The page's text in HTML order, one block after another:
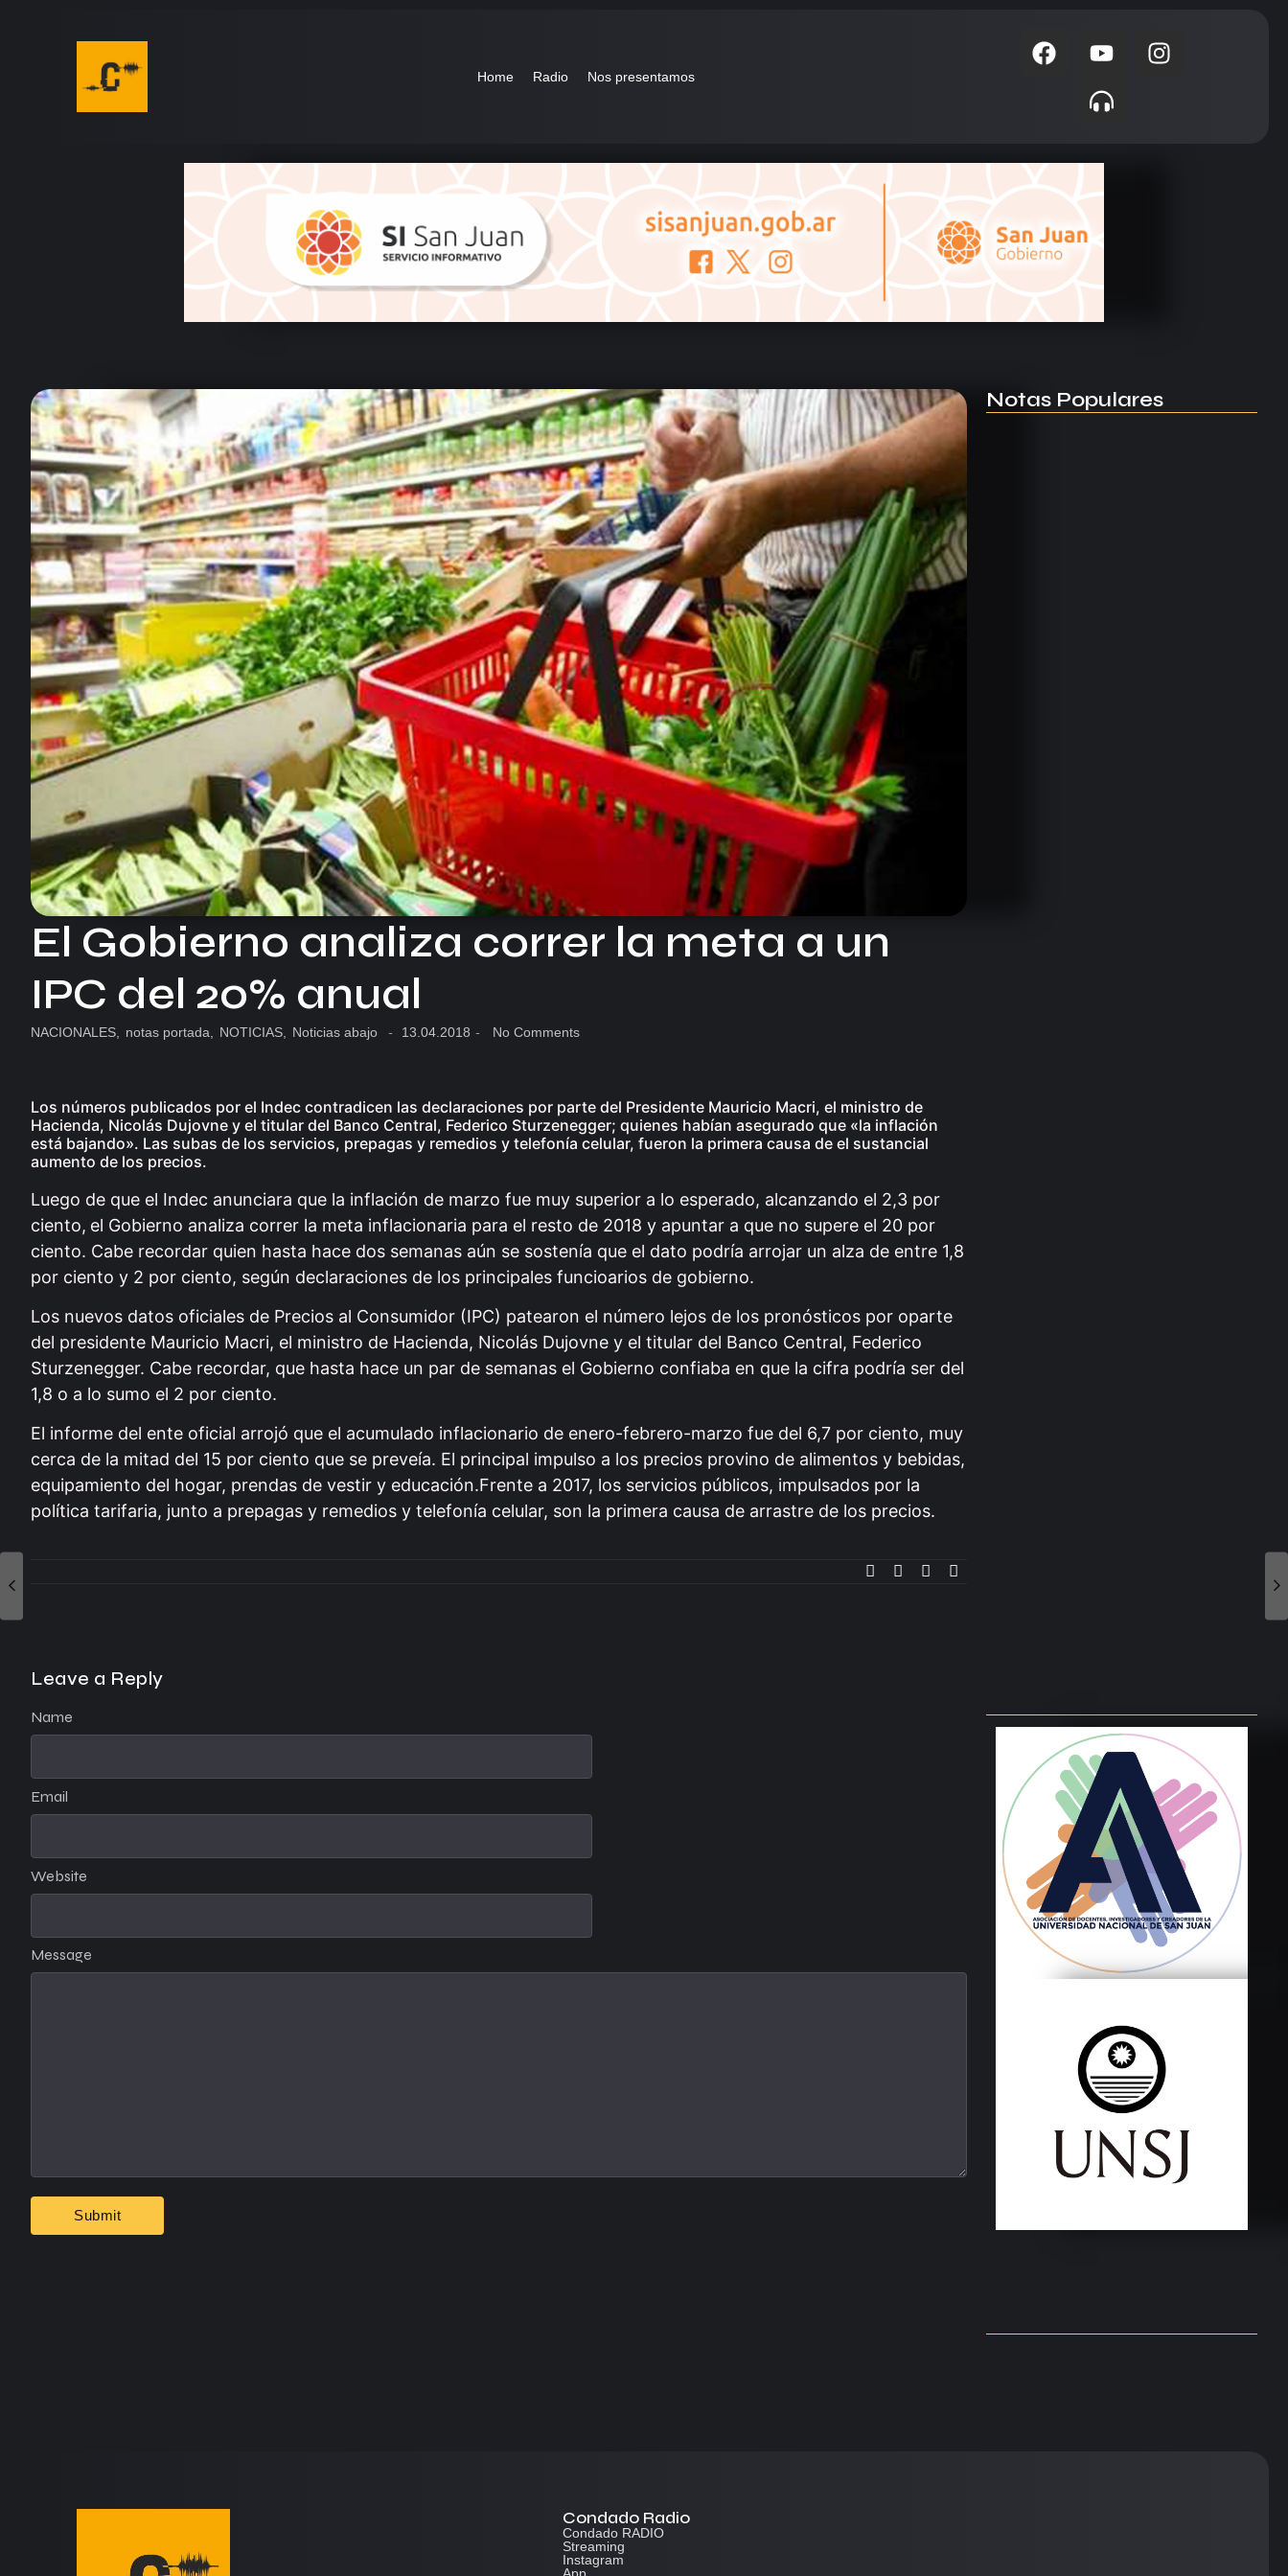
Home Radio Nos presentamos
El Gobierno analiza correr la meta a un
IPC del 20% anual
NACIONALES notas portada NOTICIAS Noticias abajo - 13.04.2018 - No Comments
Los números publicados por el Indec contradicen las declaraciones por parte del Presidente Mauricio Macri, el ministro de
Hacienda, Nicolás Dujovne y el titular del Banco Central, Federico Sturzenegger; quienes habían asegurado que «la inflación
está bajando». Las subas de los servicios, prepagas y remedios y telefonía celular, fueron la primera causa de el sustancial
aumento de los precios.
Luego de que el Indec anunciara que la inflación de marzo fue muy superior a lo esperado, alcanzando el 2,3 por
ciento, el Gobierno analiza correr la meta inflacionaria para el resto de 2018 y apuntar a que no supere el 20 por
ciento. Cabe recordar quien hasta hace dos semanas aún se sostenía que el dato podría arrojar un alza de entre 1,8
por ciento y 2 por ciento, según declaraciones de los principales funcioarios de gobierno.
Los nuevos datos oficiales de Precios al Consumidor (IPC) patearon el número lejos de los pronósticos por oparte
del presidente Mauricio Macri, el ministro de Hacienda, Nicolás Dujovne y el titular del Banco Central, Federico
Sturzenegger. Cabe recordar, que hasta hace un par de semanas el Gobierno confiaba en que la cifra podría ser del
1,8 o a lo sumo el 2 por ciento.
El informe del ente oficial arrojó que el acumulado inflacionario de enero-febrero-marzo fue del 6,7 por ciento, muy
cerca de la mitad del 15 por ciento que se preveía. El principal impulso a los precios provino de alimentos y bebidas,
equipamiento del hogar, prendas de vestir y educación.Frente a 2017, los servicios públicos, impulsados por la
política tarifaria, junto a prepagas y remedios y telefonía celular, son la primera causa de arrastre de los precios.
Leave a Reply
Message
Name
Email
Website
Notas Populares
Condado Radio
Condado RADIO
Streaming
Instagram